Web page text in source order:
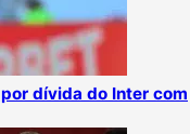
dívida do Inter com